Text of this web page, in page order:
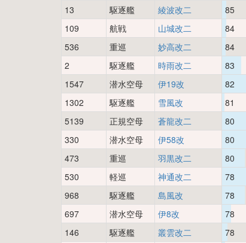
13
駆逐艦 綾波改二 85
109
航戦 山城改二 84
536
重巡 妙高改二 84
2
駆逐艦 時雨改二 83
1547
潜水空母 伊19改 82
1302
駆逐艦 雪風改 81
5139
正規空母 蒼龍改二 80
330
潜水空母 伊58改 80
473
重巡 羽黒改二 80
530
軽巡 神通改二 78
968
駆逐艦 島風改 78
697
潜水空母 伊8改 78
146
駆逐艦 叢雲改二 78